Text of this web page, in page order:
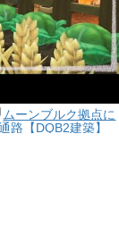
ムーンブルク拠点に
路【DQB2建築】